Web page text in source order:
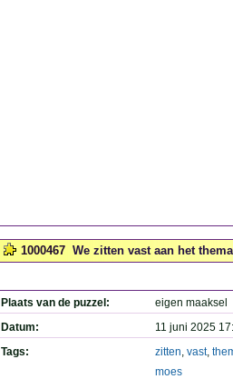
1000467 We zitten vast aan het
Plaats van de puzzel:
eigen maaksel
Datum:
11 juni 2025
Tags:
zitten, vast,
moes